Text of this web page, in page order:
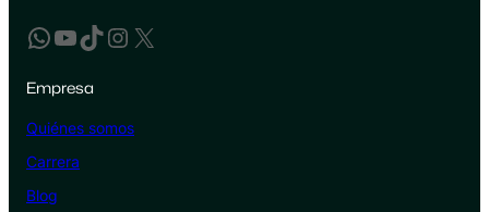
WhatsApp YouTube TikTok Instagram X
Empresa
Quiénes somos
Carrera
Blog